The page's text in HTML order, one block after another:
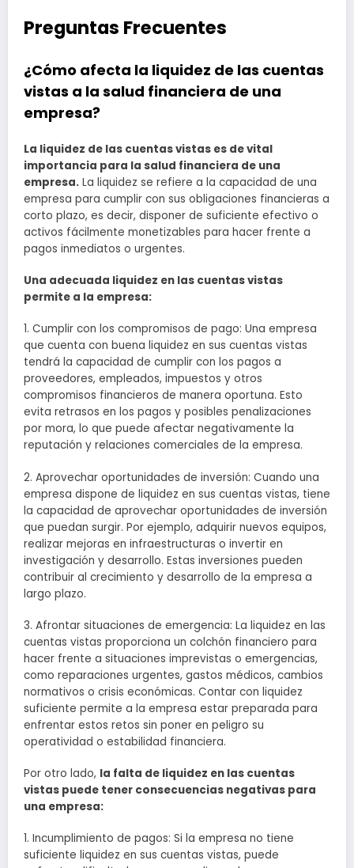
Preguntas Frecuentes
¿Cómo afecta la liquidez de las cuentas
vistas a la salud financiera de una
empresa?
La liquidez de las cuentas vistas es de vital
importancia para la salud financiera de una
empresa. La liquidez se refiere a la capacidad de una
empresa para cumplir con sus obligaciones financieras a
corto plazo, es decir, disponer de suficiente efectivo o
activos fácilmente monetizables para hacer frente a
pagos inmediatos o urgentes.
Una adecuada liquidez en las cuentas vistas
permite a la empresa:
1. Cumplir con los compromisos de pago: Una empresa
que cuenta con buena liquidez en sus cuentas vistas
tendrá la capacidad de cumplir con los pagos a
proveedores, empleados, impuestos y otros
compromisos financieros de manera oportuna. Esto
evita retrasos en los pagos y posibles penalizaciones
por mora, lo que puede afectar negativamente la
reputación y relaciones comerciales de la empresa.
2. Aprovechar oportunidades de inversión: Cuando una
empresa dispone de liquidez en sus cuentas vistas, tiene
la capacidad de aprovechar oportunidades de inversión
que puedan surgir. Por ejemplo, adquirir nuevos equipos,
realizar mejoras en infraestructuras o invertir en
investigación y desarrollo. Estas inversiones pueden
contribuir al crecimiento y desarrollo de la empresa a
largo plazo.
3. Afrontar situaciones de emergencia: La liquidez en las
cuentas vistas proporciona un colchón financiero para
hacer frente a situaciones imprevistas o emergencias,
como reparaciones urgentes, gastos médicos, cambios
normativos o crisis económicas. Contar con liquidez
suficiente permite a la empresa estar preparada para
enfrentar estos retos sin poner en peligro su
operatividad o estabilidad financiera.
Por otro lado, la falta de liquidez en las cuentas
vistas puede tener consecuencias negativas para
una empresa:
1. Incumplimiento de pagos: Si la empresa no tiene
suficiente liquidez en sus cuentas vistas, puede